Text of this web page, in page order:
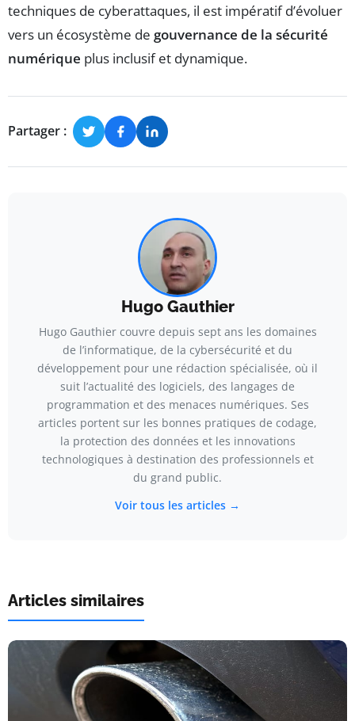
techniques de cyberattaques, il est impératif d’évoluer
vers un écosystème de gouvernance de la sécurité
numérique plus inclusif et dynamique.
Partager :
Hugo Gauthier
Hugo Gauthier couvre depuis sept ans les domaines
de l’informatique, de la cybersécurité et du
développement pour une rédaction spécialisée, où il
suit l’actualité des logiciels, des langages de
programmation et des menaces numériques. Ses
articles portent sur les bonnes pratiques de codage,
la protection des données et les innovations
technologiques à destination des professionnels et
du grand public.
Voir tous les articles →
Articles similaires